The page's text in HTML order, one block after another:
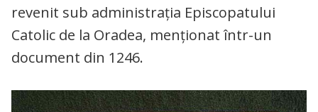
revenit sub administrația Episcopatului
Catolic de la Oradea, menționat într-un
document din 1246.